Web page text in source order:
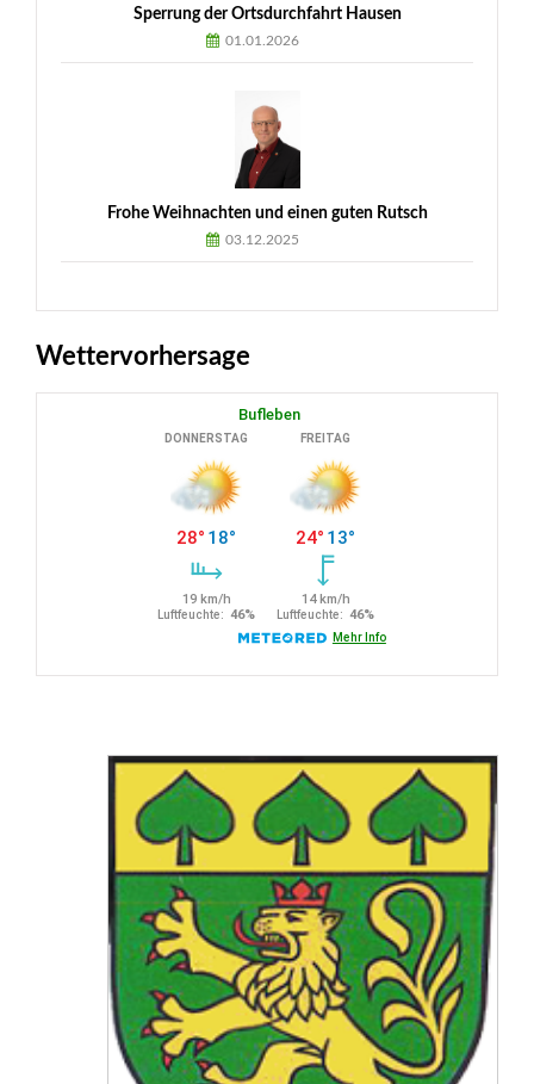
Sperrung der Ortsdurchfahrt Hausen
01.01.2026
Frohe Weihnachten und einen guten Rutsch
03.12.2025
Wettervorhersage